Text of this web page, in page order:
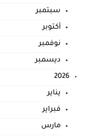
سبتمبر
أكتوبر
نوفمبر
ديسمبر
2026
يناير
فبراير
مارس